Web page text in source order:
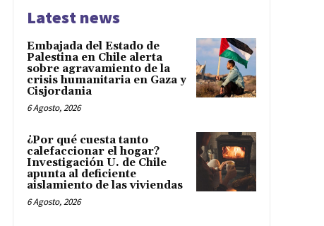
Latest news
Embajada del Estado de
Palestina en Chile alerta
sobre agravamiento de la
crisis humanitaria en Gaza y
Cisjordania
6 Agosto, 2026
¿Por qué cuesta tanto
calefaccionar el hogar?
Investigación U. de Chile
apunta al deficiente
aislamiento de las viviendas
6 Agosto, 2026